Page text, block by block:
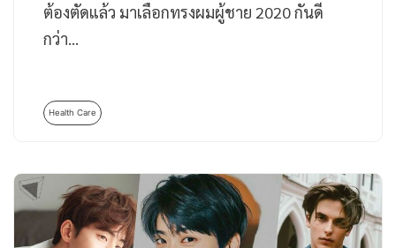
ต้องตัดแล้ว มาเลือกทรงผมผู้ชาย 2020 กันดี
กว่า…
Health Care